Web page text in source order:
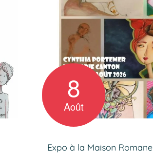
8
Août
Expo à la Maison Romane